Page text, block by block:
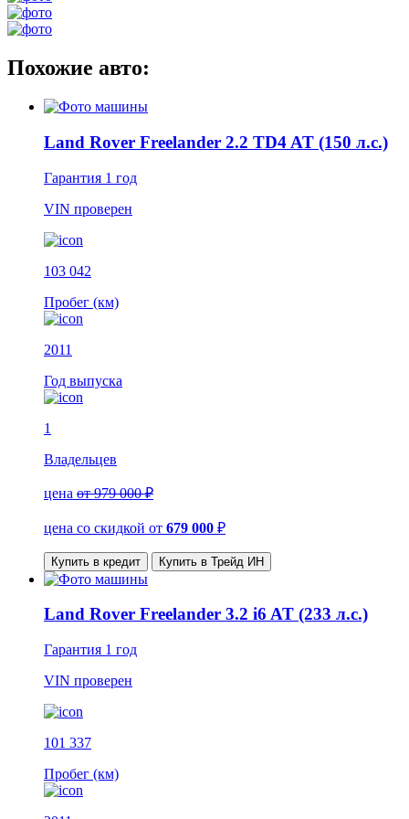
Похожие авто:
Land Rover Freelander 2.2 TD4 AT (150 л.с.)
Гарантия 1 год
VIN проверен
103 042
Пробег (км)
2011
Год выпуска
1
Владельцев
цена от 979 000 ₽
цена со скидкой от 679 000 ₽
Купить в кредит Купить в Трейд ИН
Land Rover Freelander 3.2 i6 AT (233 л.с.)
Гарантия 1 год
VIN проверен
101 337
Пробег (км)